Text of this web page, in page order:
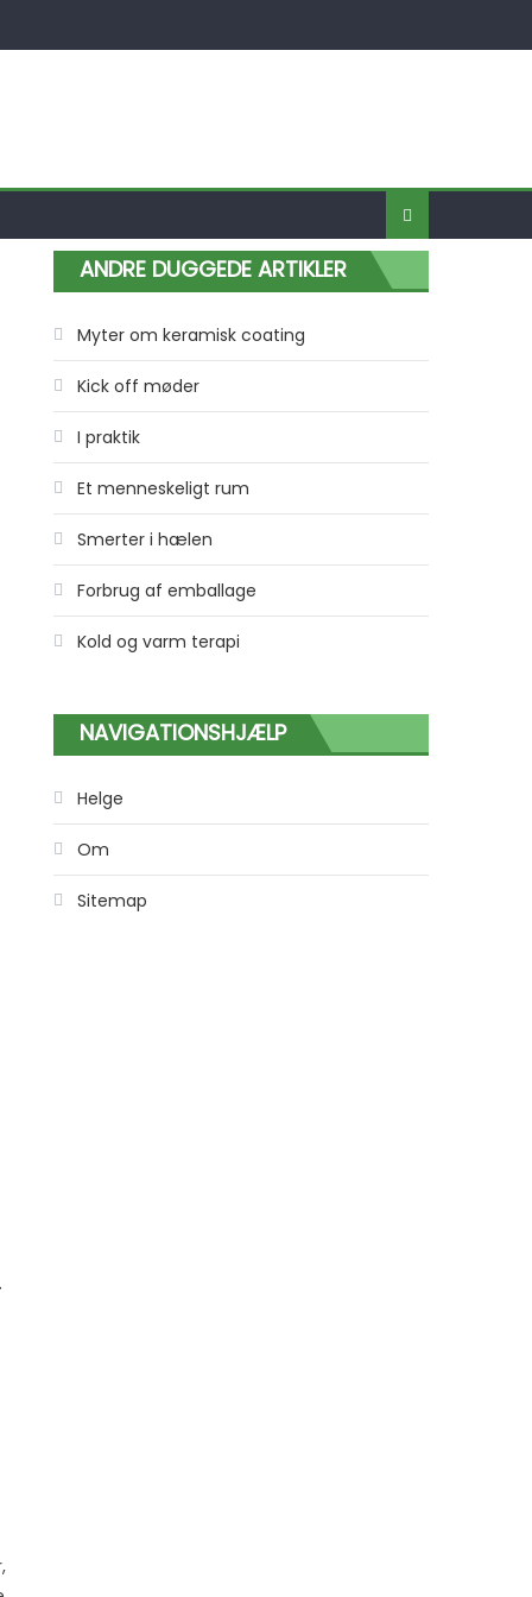
ANDRE DUGGEDE ARTIKLER
Myter om keramisk coating
Kick off møder
I praktik
Et menneskeligt rum
Smerter i hælen
Forbrug af emballage
Kold og varm terapi
NAVIGATIONSHJÆLP
Helge
Om
Sitemap